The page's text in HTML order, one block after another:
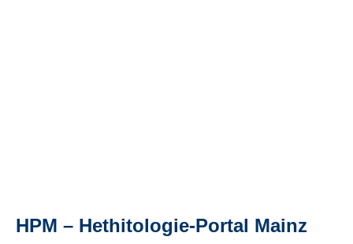
HPM – Hethitologie-Portal Mainz